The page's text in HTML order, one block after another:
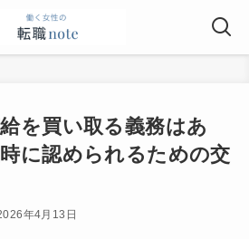
を買い取る義務はあ
に認められるための交
年4月13日